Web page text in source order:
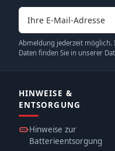
E-Mail-Adresse
Abmeldung jederzeit
Daten finden Sie in unserer
HINWEISE &
ENTSORGUNG
Hinweise zur
Batterieentsorgung